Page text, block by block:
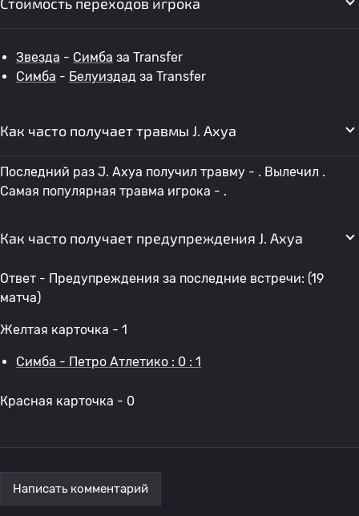
Звезда - Симба за Transfer
Симба - Белуиздад за Transfer
Как часто получает травмы J. Ахуа
Последний раз J. Ахуа получил травму - . Вылечил .
Самая популярная травма игрока - .
Как часто получает предупреждения J. Ахуа
Ответ - Предупреждения за последние встречи: (19
матча)
Желтая карточка - 1
Симба - Петро Атлетико : 0 : 1
Красная карточка - 0
Написать комментарий